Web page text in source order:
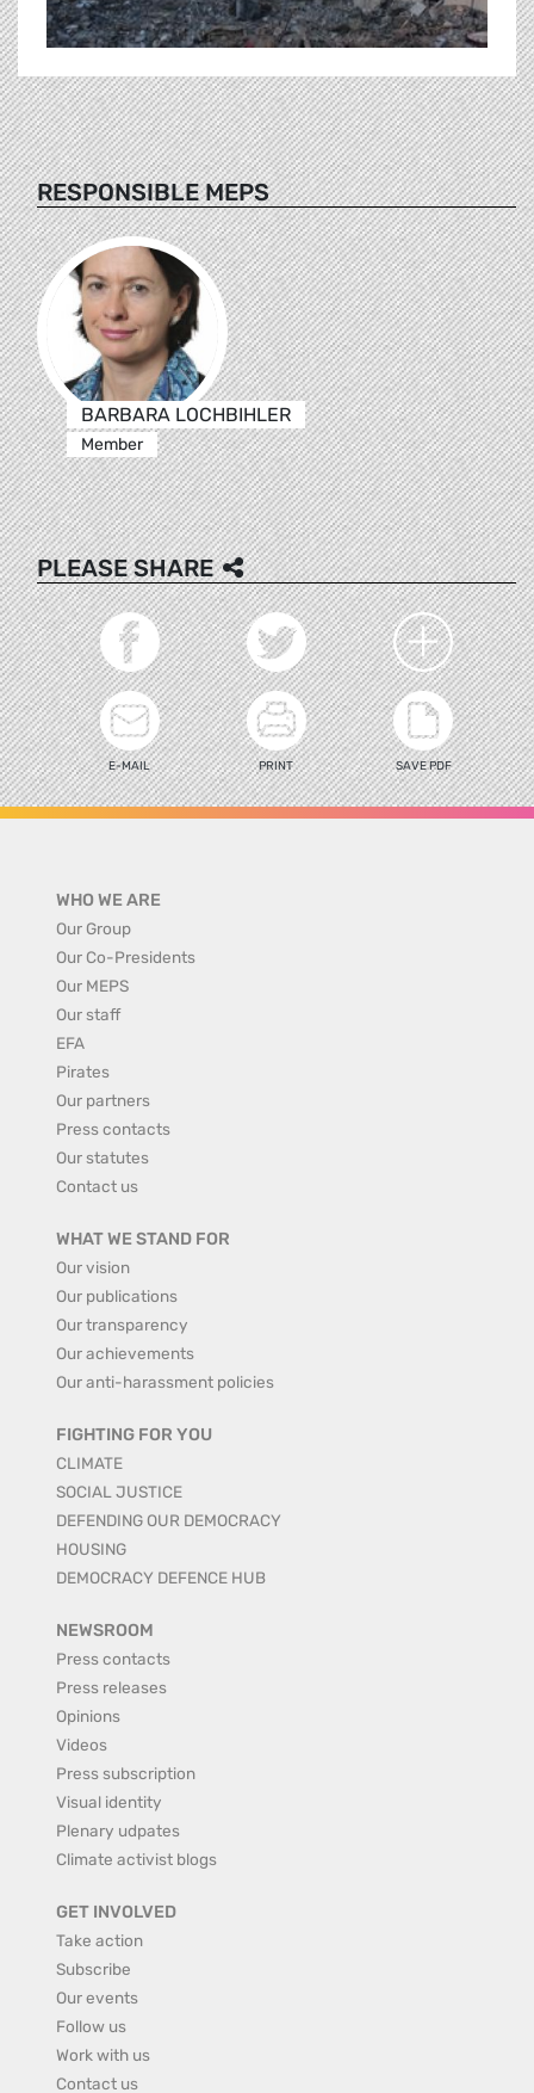
RESPONSIBLE MEPS
BARBARA LOCHBIHLER
Member
PLEASE SHARE
E-MAIL PRINT SAVE PDF
WHO WE ARE
Our Group
Our Co-Presidents
Our MEPS
Our staff
EFA
Pirates
Our partners
Press contacts
Our statutes
Contact us
WHAT WE STAND FOR
Our vision
Our publications
Our transparency
Our achievements
Our anti-harassment policies
FIGHTING FOR YOU
CLIMATE
SOCIAL JUSTICE
DEFENDING OUR DEMOCRACY
HOUSING
DEMOCRACY DEFENCE HUB
NEWSROOM
Press contacts
Press releases
Opinions
Videos
Press subscription
Visual identity
Plenary udpates
Climate activist blogs
GET INVOLVED
Take action
Subscribe
Our events
Follow us
Work with us
Contact us